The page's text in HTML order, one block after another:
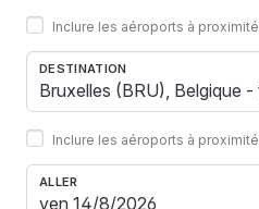
Inclure les aéroports à proximité
DESTINATION
Inclure les aéroports à proximité
ALLER